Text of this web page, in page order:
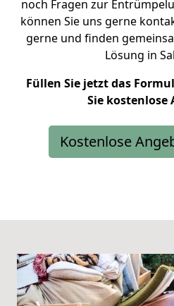
noch Fragen zur
können Sie uns gerne
gerne und finden
Lösung in
Füllen Sie jetzt das
Sie kostenlose
Kostenlose